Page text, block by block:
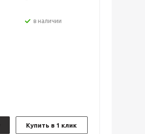
в наличии
Купить в 1 клик